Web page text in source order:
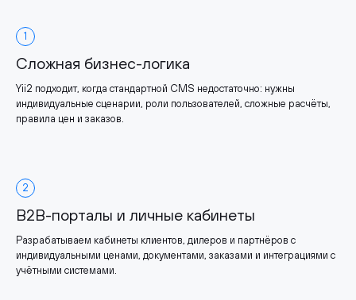
1
Сложная бизнес-логика
Yii2 подходит, когда стандартной CMS недостаточно: нужны
индивидуальные сценарии, роли пользователей, сложные расчёты,
правила цен и заказов.
2
B2B-порталы и личные кабинеты
Разрабатываем кабинеты клиентов, дилеров и партнёров с
индивидуальными ценами, документами, заказами и интеграциями с
учётными системами.